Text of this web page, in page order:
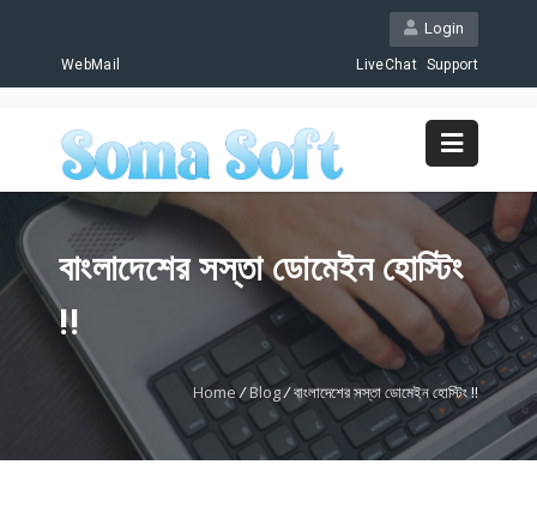
Login
WebMail LiveChat Support
বাংলাদেশের সস্তা ডোমেইন হোস্টিং
!!
Home/Blog/বাংলাদেশের সস্তা ডোমেইন হোস্টিং !!